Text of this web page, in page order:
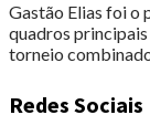
Gastão Elias foi o
quadros
torneio
Redes Sociais